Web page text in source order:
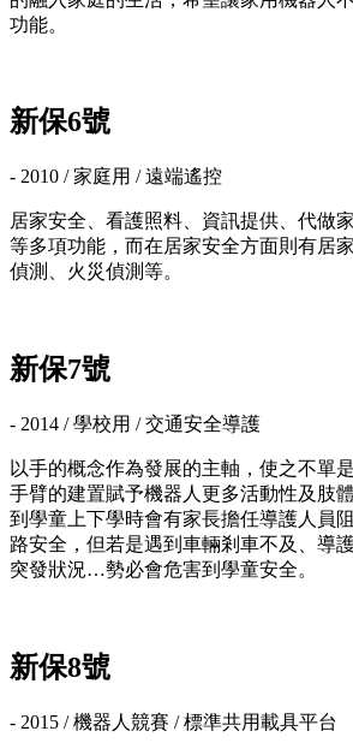
功能。
新保6號
- 2010 / 家庭用 / 遠端遙控
居家安全、看護照料、資訊提供、代做
等多項功能，而在居家安全方面則有居
偵測、火災偵測等。
新保7號
- 2014 / 學校用 / 交通安全導護
以手的概念作為發展的主軸，使之不單
手臂的建置賦予機器人更多活動性及肢
到學童上下學時會有家長擔任導護人員
路安全，但若是遇到車輛剎車不及、導
突發狀況…勢必會危害到學童安全。
新保8號
- 2015 / 機器人競賽 / 標準共用載具平台